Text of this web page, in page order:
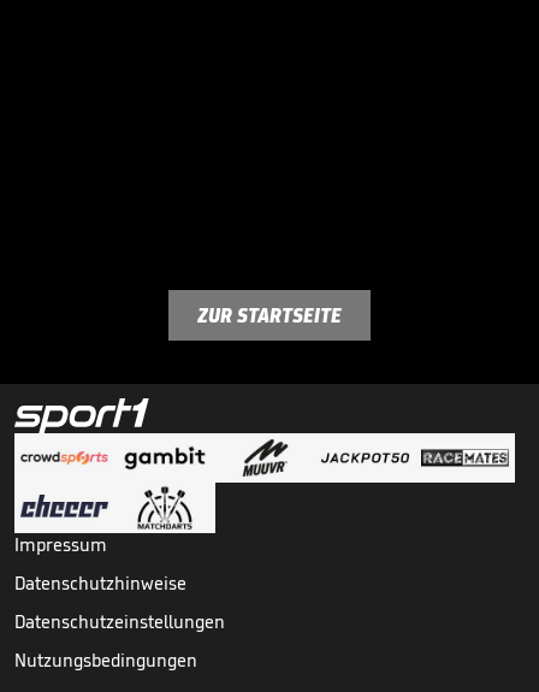
ZUR STARTSEITE
Impressum
Datenschutzhinweise
Datenschutzeinstellungen
Nutzungsbedingungen